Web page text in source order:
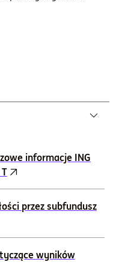
informacje ING
przez subfundusz
wyników